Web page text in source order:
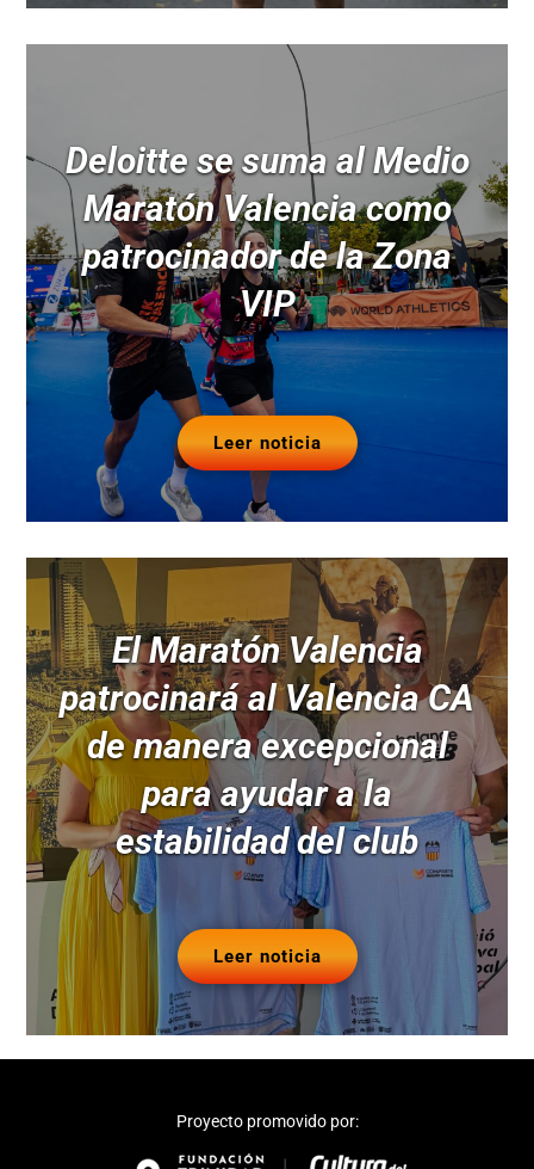
Deloitte se suma al Medio
Maratón Valencia como
patrocinador de la Zona
VIP
Leer noticia
El Maratón Valencia
patrocinará al Valencia CA
de manera excepcional
para ayudar a la
estabilidad del club
Leer noticia
Proyecto promovido por: